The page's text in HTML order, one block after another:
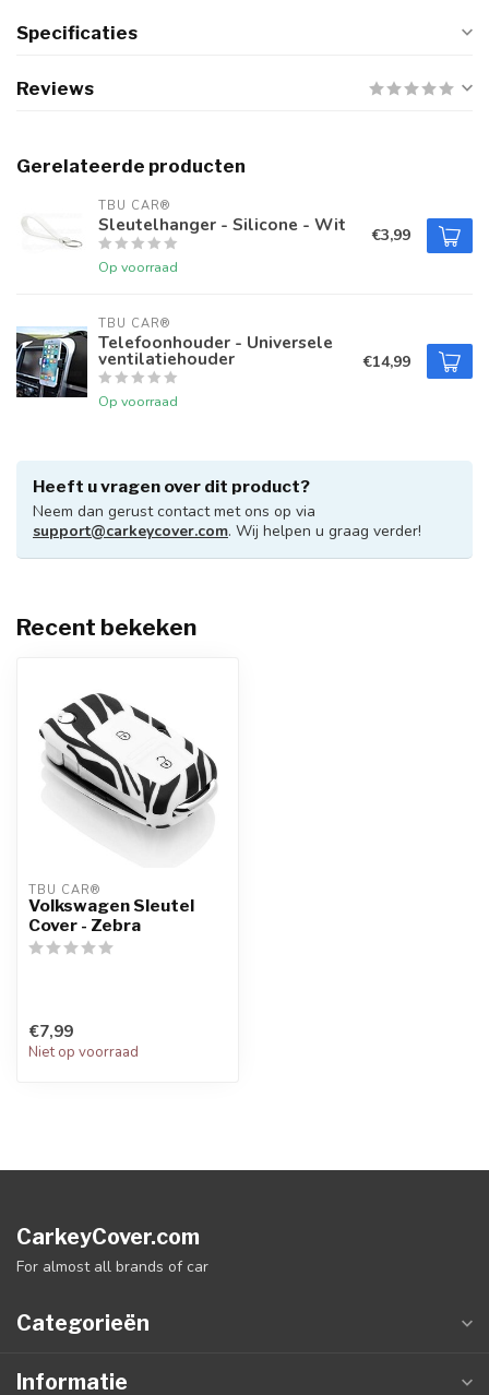
Specificaties
Reviews
Gerelateerde producten
TBU CAR®
Sleutelhanger - Silicone - Wit
Op voorraad
€3,99
TBU CAR®
Telefoonhouder - Universele
ventilatiehouder
Op voorraad
€14,99
Heeft u vragen over dit product?
Neem dan gerust contact met ons op via
support@carkeycover.com. Wij helpen u graag verder!
Recent bekeken
TBU CAR®
Volkswagen Sleutel
Cover - Zebra
€7,99
Niet op voorraad
CarkeyCover.com
For almost all brands of car
Categorieën
Informatie